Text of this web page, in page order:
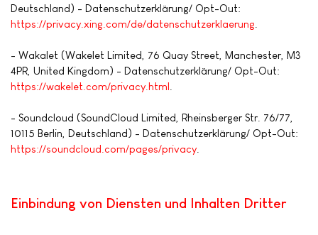
Deutschland) - Datenschutzerklärung/ Opt-Out:
https://privacy.xing.com/de/datenschutzerklaerung
- Wakalet (Wakelet Limited, 76 Quay Street, Manchester, M3
4PR, United Kingdom) - Datenschutzerklärung/ Opt-Out:
https://wakelet.com/privacy.html
- Soundcloud (SoundCloud Limited, Rheinsberger Str. 76/77,
10115 Berlin, Deutschland) - Datenschutzerklärung/ Opt-Out:
https://soundcloud.com/pages/privacy
Einbindung von Diensten und Inhalten Dritter